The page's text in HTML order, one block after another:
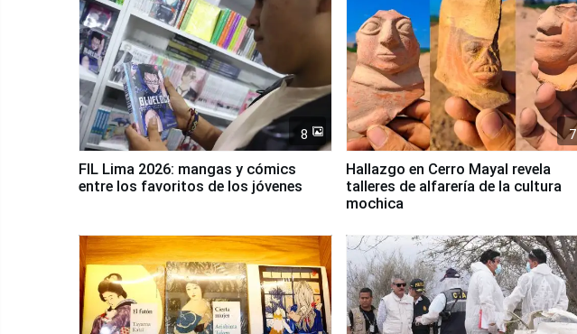
8
FIL Lima 2026: mangas y cómics
entre los favoritos de los jóvenes
7
Hallazgo en Cerro Mayal revela
talleres de alfarería de la cultura
mochica